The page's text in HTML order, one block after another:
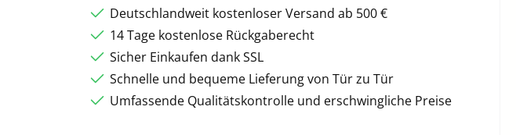
Deutschlandweit kostenloser Versand ab 500 €
14 Tage kostenlose Rückgaberecht
Sicher Einkaufen dank SSL
Schnelle und bequeme Lieferung von Tür zu Tür
Umfassende Qualitätskontrolle und erschwingliche Preise